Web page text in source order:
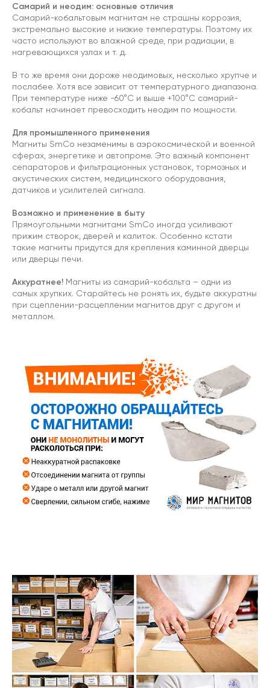
Самарий и неодим: основные отличия
Самарий-кобальтовым магнитам не страшны коррозия,
экстремально высокие и низкие температуры. Поэтому их
часто используют во влажной среде, при радиации, в
нагревающихся узлах и т. д.
В то же время они дороже неодимовых, несколько хрупче и
послабее. Хотя все зависит от температурного диапазона.
При температуре ниже -60°C и выше +100°C самарий-
кобальт начинает превосходить неодим по мощности.
Для промышленного применения
Магниты SmCo незаменимы в аэрокосмической и военной
сферах, энергетике и автопроме. Это важный компонент
сепараторов и фильтрационных установок, тормозных и
акустических систем, медицинского оборудования,
датчиков и усилителей сигнала.
Возможно и применение в быту
Прямоугольными магнитами SmCo иногда усиливают
прижим створок, дверей и калиток. Особенно кстати
такие магниты придутся для крепления каминной дверцы
или дверцы печи.
Аккуратнее! Магниты из самарий-кобальта – одни из
самых хрупких. Старайтесь не ронять их, будьте аккуратны
при сцеплении-расцеплении магнитов друг с другом и
металлом.